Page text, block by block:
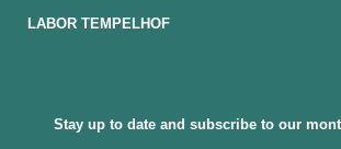
LABOR TEMPELHOF
Stay up to date and subscribe to our